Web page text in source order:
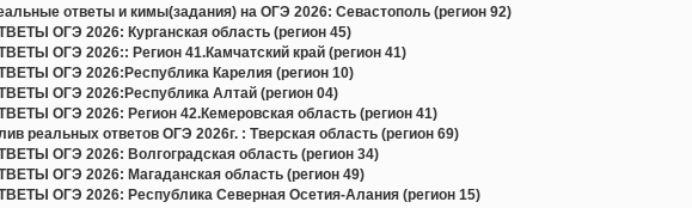
ответы и кимы(задания) на ОГЭ 2026: Севастополь (регион 92)
ОГЭ 2026: Курганская область (регион 45)
ОГЭ 2026:: Регион 41.Камчатский край (регион 41)
ОГЭ 2026:Республика Карелия (регион 10)
ОГЭ 2026:Республика Алтай (регион 04)
ОГЭ 2026: Регион 42.Кемеровская область (регион 41)
реальных ответов ОГЭ 2026г. : Тверская область (регион 69)
ОГЭ 2026: Волгоградская область (регион 34)
ОГЭ 2026: Магаданская область (регион 49)
ОГЭ 2026: Республика Северная Осетия-Алания (регион 15)